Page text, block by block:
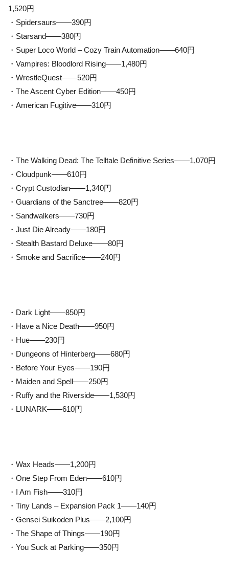
1,520円
・Spidersaurs——390円
・Starsand——380円
・Super Loco World – Cozy Train Automation——640円
・Vampires: Bloodlord Rising——1,480円
・WrestleQuest——520円
・The Ascent Cyber Edition——450円
・American Fugitive——310円
・The Walking Dead: The Telltale Definitive Series——1,070円
・Cloudpunk——610円
・Crypt Custodian——1,340円
・Guardians of the Sanctree——820円
・Sandwalkers——730円
・Just Die Already——180円
・Stealth Bastard Deluxe——80円
・Smoke and Sacrifice——240円
・Dark Light——850円
・Have a Nice Death——950円
・Hue——230円
・Dungeons of Hinterberg——680円
・Before Your Eyes——190円
・Maiden and Spell——250円
・Ruffy and the Riverside——1,530円
・LUNARK——610円
・Wax Heads——1,200円
・One Step From Eden——610円
・I Am Fish——310円
・Tiny Lands – Expansion Pack 1——140円
・Gensei Suikoden Plus——2,100円
・The Shape of Things——190円
・You Suck at Parking——350円